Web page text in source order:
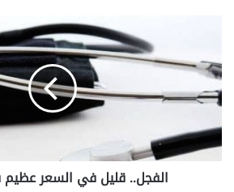
ش
خ
ي
ص
و
ا
ل
ف
ج
ل
.
.
ق
ل
الفجل.. قليل في السعر عظيم